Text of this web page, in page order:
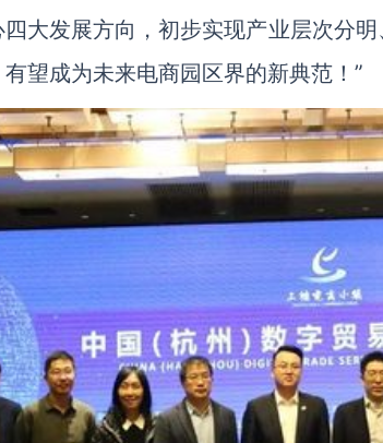
大发展方向，初步实现产业层次分
望成为未来电商园区界的新典范！”